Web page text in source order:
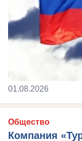
01.08.2026
Общество
Компания